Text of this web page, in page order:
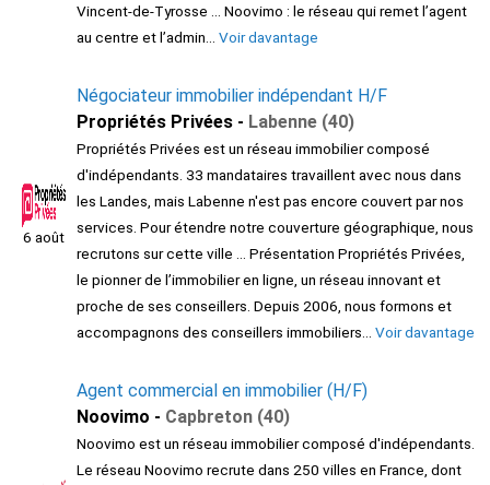
Vincent-de-Tyrosse ... Noovimo : le réseau qui remet l’agent
au centre et l’admin... Voir davantage
6 août
Négociateur immobilier indépendant H/F
Propriétés Privées - Labenne (40)
Propriétés Privées est un réseau immobilier composé
d'indépendants. 33 mandataires travaillent avec nous dans
les Landes, mais Labenne n'est pas encore couvert par nos
services. Pour étendre notre couverture géographique, nous
recrutons sur cette ville ... Présentation Propriétés Privées,
le pionner de l’immobilier en ligne, un réseau innovant et
proche de ses conseillers. Depuis 2006, nous formons et
accompagnons des conseillers immobiliers... Voir davantage
Agent commercial en immobilier (H/F)
Noovimo - Capbreton (40)
Noovimo est un réseau immobilier composé d'indépendants.
Le réseau Noovimo recrute dans 250 villes en France, dont